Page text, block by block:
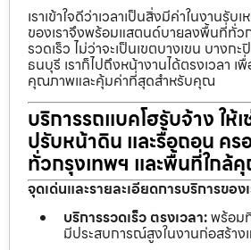
เราเข้าใจดีว่าเวลาเป็นสิ่งมีค่าในงานรับ
ของเราจึงพร้อมแสตนด์บายลงพื้นที่ทั่ว
รวดเร็ว ไม่ว่าจะเป็นเขตบางเขน บางก
ธนบุรี เราก็ไปถึงหน้างานได้ตรงเวลา
คุณภาพและคุ้มค่าที่สุดสำหรับคุณ
บริการรถแบคโฮรับจ้าง ให้
ปรับหน้าดิน และรื้อถอน คร
ทั่วกรุงเทพฯ และพื้นที่ใกล้
จุดเด่นและรายละเอียดการบริการของ
บริการรวดเร็ว ตรงเวลา:พร้อม
มีประสบการณ์สูงในงานก่อสร้า